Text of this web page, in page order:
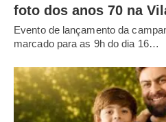
foto dos anos 70 na
Evento de lançamento da
marcado para as 9h do dia 16…